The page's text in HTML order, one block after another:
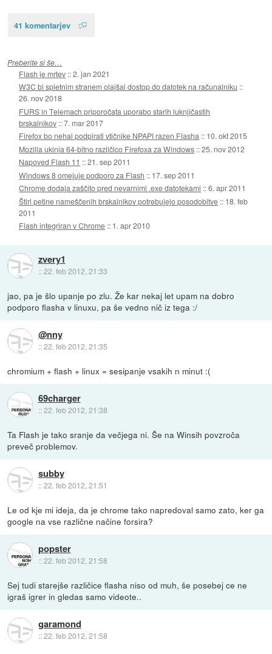
41 komentarjev
Preberite si še…
Flash je mrtev ::2. jan 2021
W3C bi spletnim stranem olajšal dostop do datotek na računalniku ::
26. nov 2018
FURS in Telemach priporočata uporabo starih luknjičastih
brskalnikov ::7. mar 2017
Firefox bo nehal podpirati vtičnike NPAPI razen Flasha :: 10. okt 2015
Mozilla ukinja 64-bitno različico Firefoxa za Windows ::25. nov 2012
Napoved Flash 11 ::21. sep 2011
Windows 8 omejuje podporo za Flash :: 17. sep 2011
Chrome dodaja zaščito pred nevarnimi .exe datotekami ::6. apr 2011
Štiri petine nameščenih brskalnikov potrebujejo posodobitve :: 18. feb
2011
Flash integriran v Chrome :: 1. apr 2010
zvery1
::22. feb 2012, 21:33
jao, pa je šlo upanje po zlu. Že kar nekaj let upam na dobro
podporo flasha v linuxu, pa še vedno nič iz tega :/
@nny
::22. feb 2012, 21:35
chromium + flash + linux = sesipanje vsakih n minut :(
69charger
::22. feb 2012, 21:38
Ta Flash je tako sranje da večjega ni. Še na Winsih povzroča
preveč problemov.
subby
::22. feb 2012, 21:51
Le od kje mi ideja, da je chrome tako napredoval samo zato, ker ga
google na vse različne načine forsira?
popster
::22. feb 2012, 21:58
Sej tudi starejše različice flasha niso od muh, še posebej ce ne
igraš igrer in gledas samo videote..
garamond
::22. feb 2012, 21:58